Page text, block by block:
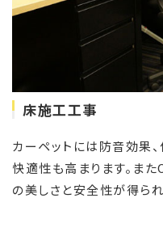
床施工工事
カーペットには防音効果
快適性も高まります。ま
の美しさと安全性が得られ